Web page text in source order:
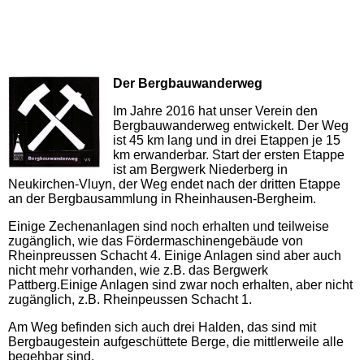
Der Bergbauwanderweg
Im Jahre 2016 hat unser Verein den
Bergbauwanderweg entwickelt. Der Weg
ist 45 km lang und in drei Etappen je 15
km erwanderbar. Start der ersten Etappe
ist am Bergwerk Niederberg in
Neukirchen-Vluyn, der Weg endet nach der dritten Etappe
an der Bergbausammlung in Rheinhausen-Bergheim.
Einige Zechenanlagen sind noch erhalten und teilweise
zugänglich, wie das Fördermaschinengebäude von
Rheinpreussen Schacht 4. Einige Anlagen sind aber auch
nicht mehr vorhanden, wie z.B. das Bergwerk
Pattberg.Einige Anlagen sind zwar noch erhalten, aber nicht
zugänglich, z.B. Rheinpeussen Schacht 1.
Am Weg befinden sich auch drei Halden, das sind mit
Bergbaugestein aufgeschüttete Berge, die mittlerweile alle
begehbar sind.